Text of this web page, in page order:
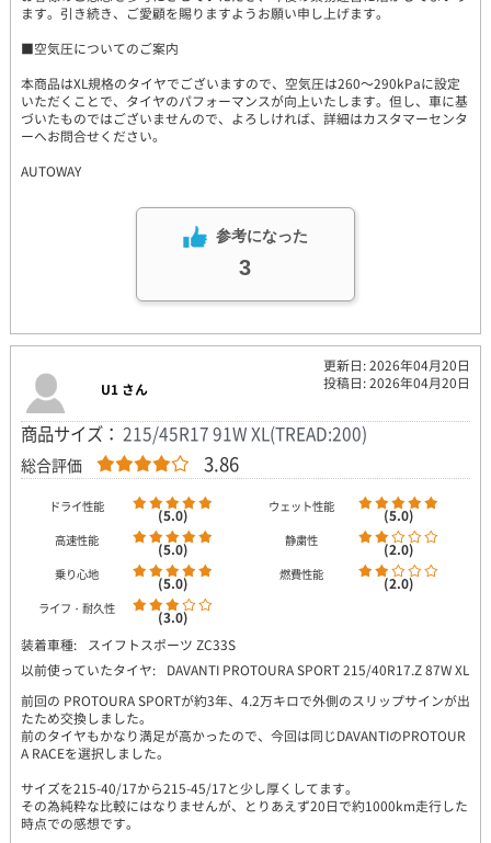
ます。引き続き、ご愛顧を賜りますようお願い申し上げます。
■空気圧についてのご案内
本商品はXL規格のタイヤでございますので、空気圧は260～290kPaに設定
いただくことで、タイヤのパフォーマンスが向上いたします。但し、車に基
づいたものではございませんので、よろしければ、詳細はカスタマーセンタ
ーへお問合せください。
AUTOWAY
参考になった
3
更新日: 2026年04月20日
投稿日: 2026年04月20日
U1 さん
商品サイズ： 215/45R17 91W XL(TREAD:200)
総合評価 3.86
ドライ性能 (5.0) ウェット性能 (5.0)
高速性能 (5.0) 静粛性 (2.0)
乗り心地 (5.0) 燃費性能 (2.0)
ライフ・耐久性
(3.0)
装着車種:
スイフトスポーツ ZC33S
以前使っていたタイヤ:
DAVANTI PROTOURA SPORT 215/40R17.Z 87W XL
前回の PROTOURA SPORTが約3年、4.2万キロで外側のスリップサインが出
たため交換しました。
前のタイヤもかなり満足が高かったので、今回は同じDAVANTIのPROTOUR
A RACEを選択しました。
サイズを215-40/17から215-45/17と少し厚くしてます。
その為純粋な比較にはなりませんが、とりあえず20日で約1000km走行した
時点での感想です。